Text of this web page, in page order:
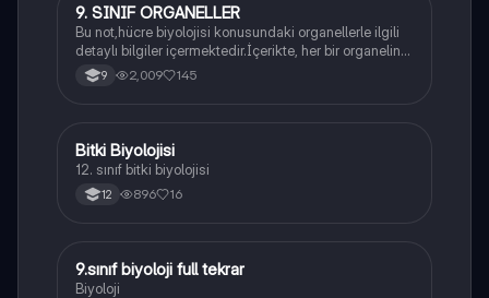
Biyoloji
9. SINIF ORGANELLER
Bu not,hücre biyolojisi konusundaki organellerle ilgili
detaylı bilgiler içermektedir.İçerikte, her bir organelin
yapısı,fonksiyonları ve hücre içindeki rolü
açıklanmaktadır.
9 2,009 145
Biyoloji
Bitki Biyolojisi
12. sınıf bitki biyolojisi
12 896 16
Biyoloji
9.sınıf biyoloji full tekrar
Biyoloji